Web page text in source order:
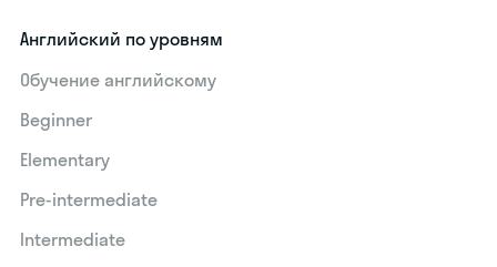
Английский по уровням
Обучение английскому
Beginner
Elementary
Pre-intermediate
Intermediate